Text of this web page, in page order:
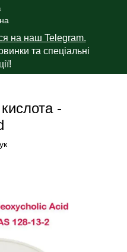
на наш Telegram.
та спеціальні
-